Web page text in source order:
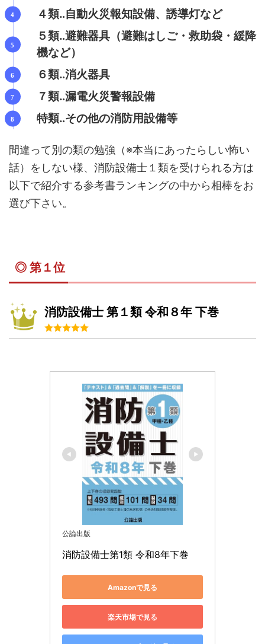
４類‥自動火災報知設備、誘導灯など
５類‥避難器具（避難はしご・救助袋・緩降
機など）
６類‥消火器具
７類‥漏電火災警報設備
特類‥その他の消防用設備等
間違って別の類の勉強（※本当にあったらしい怖い
話）をしない様、消防設備士１類を受けられる方は
以下で紹介する参考書ランキングの中から相棒をお
選び下さい。
◎ 第１位
消防設備士 第１類 令和８年 下巻
公論出版
消防設備士第1類 令和8年下巻
Amazonで見る
楽天市場で見る